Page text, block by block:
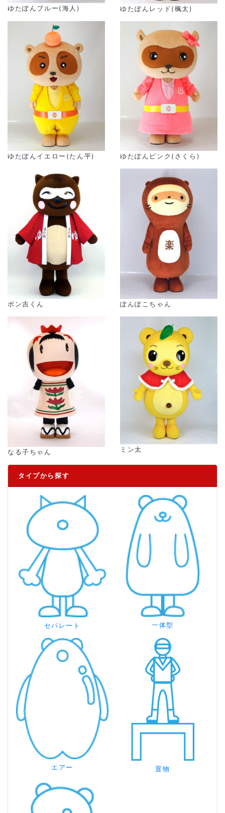
ゆたぽんブルー(海人) ゆたぽんレッド(楓太)
ゆたぽんイエロー(たん平) ゆたぽんピンク(さくら)
ポン吉くん ぽんぽこちゃん
なる子ちゃん ミン太
タイプから探す
セパレート 一体型
エアー 置物